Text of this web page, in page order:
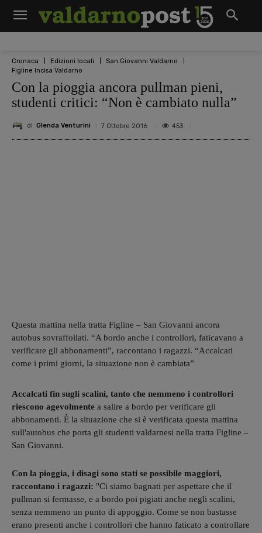
Cronaca Edizioni locali
San Giovanni Valdarno
Figline Incisa Valdarno
Con la pioggia ancora pullman pieni,
studenti critici: “Non è cambiato nulla”
di Glenda Venturini 7 Ottobre 2016 453
Questa mattina nella tratta Figline – San Giovanni ancora
autobus sovraffollati. “A bordo anche i controllori, faticavano a
verificare gli abbonamenti”, raccontano i ragazzi. “Accalcati
come i primi giorni, la situazione non è cambiata”
Accalcati fin sugli scalini, tanto che nemmeno i controllori
riescono agevolmente a salire a bordo per verificare gli
abbonamenti. È la situazione che si è verificata questa mattina
sull'autobus che porta gli studenti valdarnesi nella tratta Figline –
San Giovanni.
Con la pioggia, i disagi sono stati se possibile maggiori,
raccontano i ragazzi: "Ci siamo bagnati per aspettare che il
pullman si fermasse, e a bordo poi pigiati anche negli scalini,
senza nemmeno un punto di appoggio. Come se non bastasse
erano presenti anche i controllori che hanno faticato a controllare